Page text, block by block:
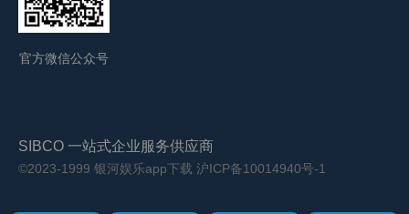
官方微信公众号
SIBCO 一站式企业服务供应商
©2023-1999 银河娱乐app下载 沪ICP备10014940号-1